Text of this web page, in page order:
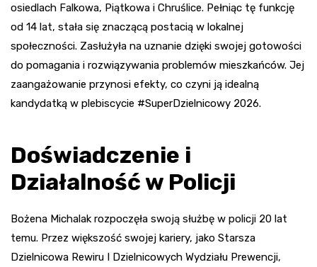
osiedlach Falkowa, Piątkowa i Chruślice. Pełniąc tę funkcję
od 14 lat, stała się znaczącą postacią w lokalnej
społeczności. Zasłużyła na uznanie dzięki swojej gotowości
do pomagania i rozwiązywania problemów mieszkańców. Jej
zaangażowanie przynosi efekty, co czyni ją idealną
kandydatką w plebiscycie #SuperDzielnicowy 2026.
Doświadczenie i
Działalność w Policji
Bożena Michalak rozpoczęła swoją służbę w policji 20 lat
temu. Przez większość swojej kariery, jako Starsza
Dzielnicowa Rewiru I Dzielnicowych Wydziału Prewencji,